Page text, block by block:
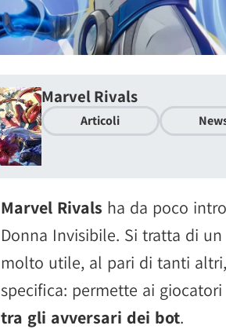
Marvel Rivals
Articoli
Marvel Rivals ha da poco
Donna Invisibile. Si tratta di
molto utile, al pari di tanti
specifica: permette ai
tra gli avversari dei bot.